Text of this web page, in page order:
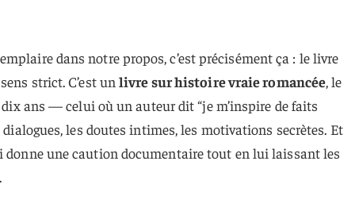
dans notre propos, c’est précisément ça : le livre
strict. C’est unlivre sur histoire vraie romancée, le
ans — celui où un auteur dit “je m’inspire de faits
dialogues, les doutes intimes, les motivations secrètes. Et
donne une caution documentaire tout en lui laissant les